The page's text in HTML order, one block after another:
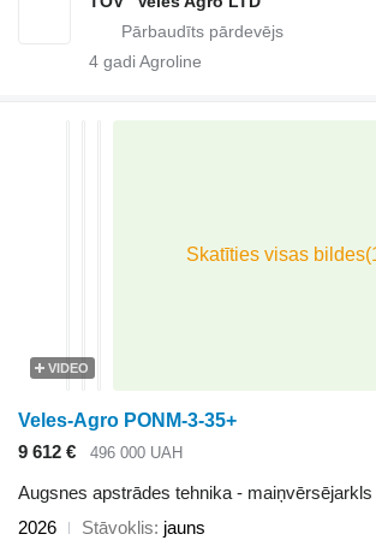
4 gadi Agroline
VIDEO
Veles-Agro PONM-3-35+
9 612 €
496 000 UAH
Augsnes apstrādes tehnika - maiņvērsējarkls
2026
Stāvoklis jauns